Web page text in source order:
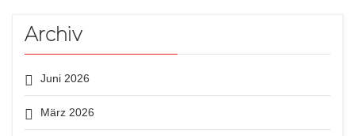
Archiv
Juni 2026
März 2026